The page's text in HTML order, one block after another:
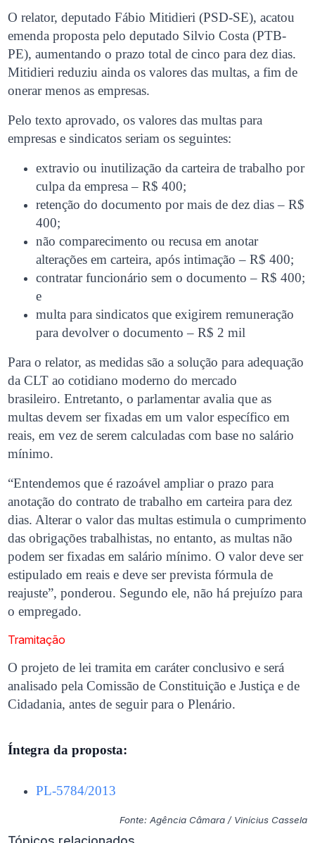
O relator, deputado Fábio Mitidieri (PSD-SE), acatou
emenda proposta pelo deputado Silvio Costa (PTB-
PE), aumentando o prazo total de cinco para dez dias.
Mitidieri reduziu ainda os valores das multas, a fim de
onerar menos as empresas.
Pelo texto aprovado, os valores das multas para
empresas e sindicatos seriam os seguintes:
extravio ou inutilização da carteira de trabalho por
culpa da empresa – R$ 400;
retenção do documento por mais de dez dias – R$
400;
não comparecimento ou recusa em anotar
alterações em carteira, após intimação – R$ 400;
contratar funcionário sem o documento – R$ 400;
e
multa para sindicatos que exigirem remuneração
para devolver o documento – R$ 2 mil
Para o relator, as medidas são a solução para adequação
da CLT ao cotidiano moderno do mercado
brasileiro. Entretanto, o parlamentar avalia que as
multas devem ser fixadas em um valor específico em
reais, em vez de serem calculadas com base no salário
mínimo.
“Entendemos que é razoável ampliar o prazo para
anotação do contrato de trabalho em carteira para dez
dias. Alterar o valor das multas estimula o cumprimento
das obrigações trabalhistas, no entanto, as multas não
podem ser fixadas em salário mínimo. O valor deve ser
estipulado em reais e deve ser prevista fórmula de
reajuste”, ponderou. Segundo ele, não há prejuízo para
o empregado.
Tramitação
O projeto de lei tramita emcaráter conclusivo e será
analisado pela Comissão de Constituição e Justiça e de
Cidadania, antes de seguir para o Plenário.
Íntegra da proposta:
PL-5784/2013
Fonte: Agência Câmara / Vinícius Cassela